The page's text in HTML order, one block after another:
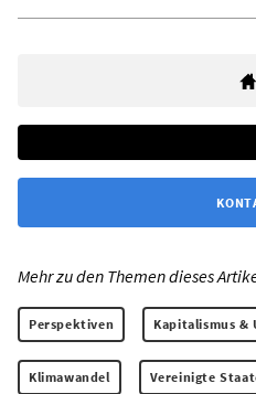
Mehr zu den Themen dieses
Perspektiven Kapitalismus &
Klimawandel Vereinigte